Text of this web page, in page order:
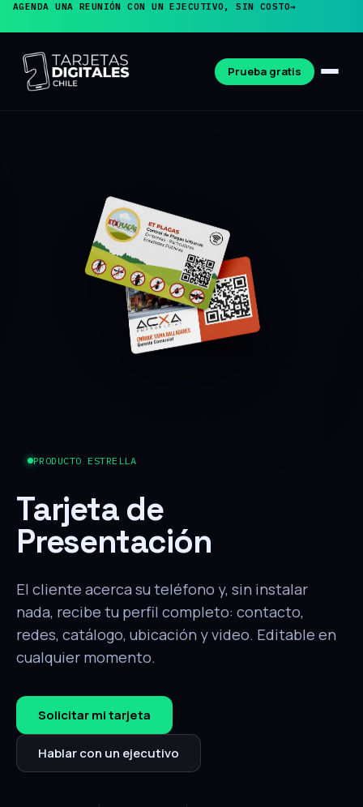
AGENDA UNA REUNIÓN CON UN EJECUTIVO, SIN COSTO→
Prueba gratis
PRODUCTO ESTRELLA
Tarjeta de
Presentación
El cliente acerca su teléfono y, sin instalar
nada, recibe tu perfil completo: contacto,
redes, catálogo, ubicación y video. Editable en
cualquier momento.
Solicitar mi tarjeta
Hablar con un ejecutivo